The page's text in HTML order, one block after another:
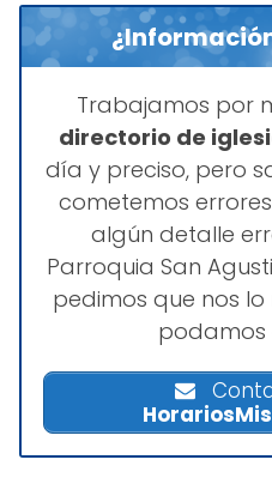
Trabajamos por
directorio de
día y preciso, pero
cometemos
algún detalle
Parroquia San
pedimos que nos
podamos